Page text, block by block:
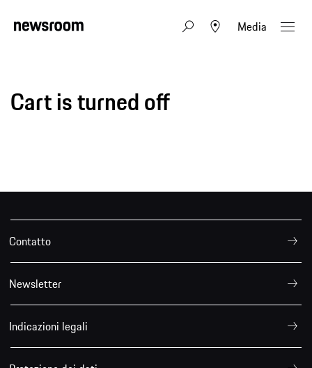
Media
Cart is turned off
Contatto
Newsletter
Indicazioni legali